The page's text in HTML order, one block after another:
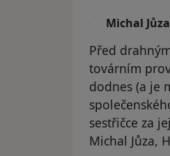
Michal Jůza
Před
továrním
dodnes (a je
sestřičce za
Michal Jůza,